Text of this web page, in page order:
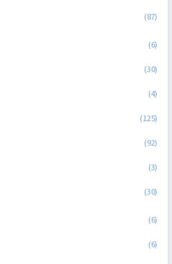
(87)
(6)
(30)
(4)
(125)
(92)
(3)
(30)
(6)
(6)